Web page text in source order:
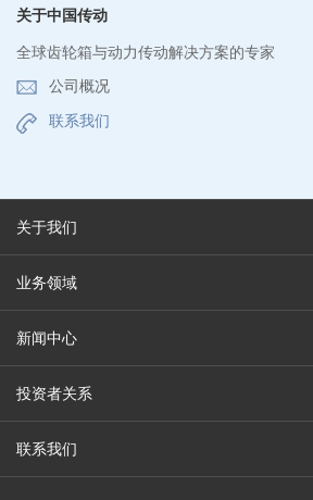
关于中国传动
全球齿轮箱与动力传动解决方案的专家
公司概况
联系我们
关于我们
业务领域
新闻中心
投资者关系
联系我们